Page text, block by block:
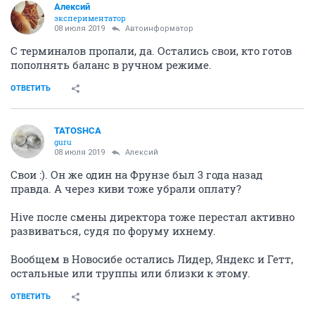
Алексий
экспериментатор
08 июля 2019 Автоинформатор
С терминалов пропали, да. Остались свои, кто готов
пополнять баланс в ручном режиме.
ОТВЕТИТЬ
TATOSHCA
guru
08 июля 2019 Алексий
Свои :). Он же один на Фрунзе был 3 года назад
правда. А через киви тоже убрали оплату?
Hive после смены директора тоже перестал активно
развиваться, судя по форуму ихнему.
Вообщем в Новосибе остались Лидер, Яндекс и Гетт,
остальные или труппы или близки к этому.
ОТВЕТИТЬ